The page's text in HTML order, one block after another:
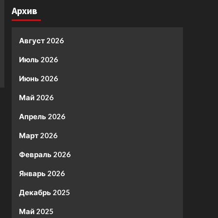
Архив
Август 2026
Июль 2026
Июнь 2026
Май 2026
Апрель 2026
Март 2026
Февраль 2026
Январь 2026
Декабрь 2025
Май 2025